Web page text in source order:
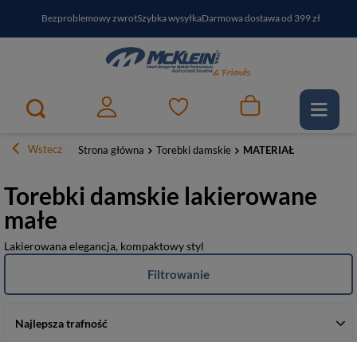
Bezproblemowy zwrotSzybka wysyłkaDarmowa dostawa od 399 zł
PayPo - kup i zapłać za30 dniZapisz się do newslettera i odbierz RABAT
Wstecz Strona główna Torebki damskie MATERIAŁ
Torebki damskie lakierowane
małe
Lakierowana elegancja, kompaktowy styl
Najlepsza trafność
Filtrowanie